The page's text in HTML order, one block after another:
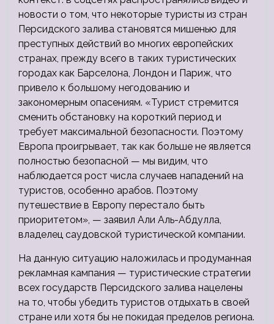
новости о том, что некоторые туристы из стран
Персидского залива становятся мишенью для
преступных действий во многих европейских
странах, прежду всего в таких туристических
городах как Барселона, Лондон и Париж, что
привело к большому негодованию и
закономерным опасениям. «Турист стремится
сменить обстановку на короткий период и
требует максимальной безопасности. Поэтому
Европа проигрывает, так как больше не является
полностью безопасной — мы видим, что
наблюдается рост числа случаев нападений на
туристов, особенно арабов. Поэтому
путешествие в Европу перестало быть
приоритетом», — заявил Али Аль-Абдулла,
владелец саудовской туристической компании.
На данную ситуацию наложилась и продуманная
рекламная кампания — туристические стратегии
всех государств Персидского залива нацелены
на то, чтобы убедить туристов отдыхать в своей
стране или хотя бы не покидая пределов региона.